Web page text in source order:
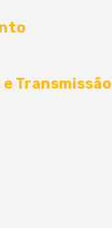
e Transmissão